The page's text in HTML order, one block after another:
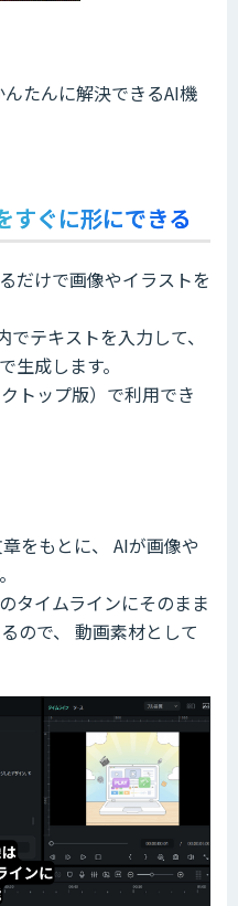
んたんに解決できるAI機
すぐに形にできる
だけで画像やイラストを
テキストを入力して、
生成します。
トップ版）で利用でき
をもとに、 AIが画像や
タイムラインにそのまま
ので、 動画素材として